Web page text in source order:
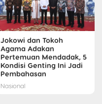
Jokowi dan Tokoh
Agama Adakan
Pertemuan Mendadak, 5
Kondisi Genting Ini Jadi
Pembahasan
Nasional